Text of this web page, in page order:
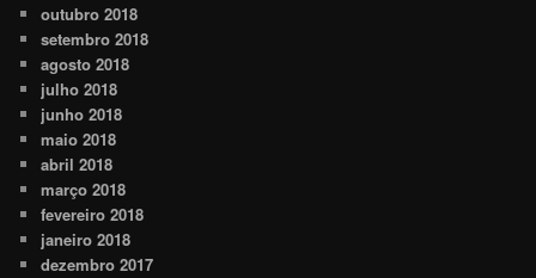
outubro 2018
setembro 2018
agosto 2018
julho 2018
junho 2018
maio 2018
abril 2018
março 2018
fevereiro 2018
janeiro 2018
dezembro 2017